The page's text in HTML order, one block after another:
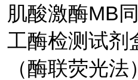
肌酸激酶MB
工酶检测试剂
（酶联荧光法